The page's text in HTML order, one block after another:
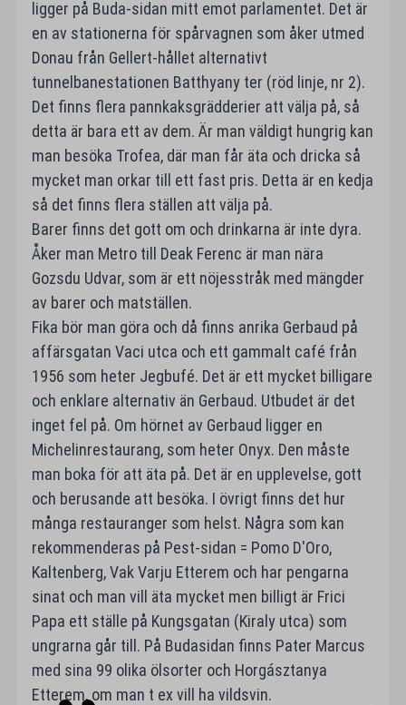
ligger på Buda-sidan mitt emot parlamentet. Det är
en av stationerna för spårvagnen som åker utmed
Donau från Gellert-hållet alternativt
tunnelbanestationen Batthyany ter (röd linje, nr 2).
Det finns flera pannkaksgrädderier att välja på, så
detta är bara ett av dem. Är man väldigt hungrig kan
man besöka Trofea, där man får äta och dricka så
mycket man orkar till ett fast pris. Detta är en kedja
så det finns flera ställen att välja på.
Barer finns det gott om och drinkarna är inte dyra.
Åker man Metro till Deak Ferenc är man nära
Gozsdu Udvar, som är ett nöjesstråk med mängder
av barer och matställen.
Fika bör man göra och då finns anrika Gerbaud på
affärsgatan Vaci utca och ett gammalt café från
1956 som heter Jegbufé. Det är ett mycket billigare
och enklare alternativ än Gerbaud. Utbudet är det
inget fel på. Om hörnet av Gerbaud ligger en
Michelinrestaurang, som heter Onyx. Den måste
man boka för att äta på. Det är en upplevelse, gott
och berusande att besöka. I övrigt finns det hur
många restauranger som helst. Några som kan
rekommenderas på Pest-sidan = Pomo D'Oro,
Kaltenberg, Vak Varju Etterem och har pengarna
sinat och man vill äta mycket men billigt är Frici
Papa ett ställe på Kungsgatan (Kiraly utca) som
ungrarna går till. På Budasidan finns Pater Marcus
med sina 99 olika ölsorter och Horgásztanya
Etterem, om man t ex vill ha vildsvin.